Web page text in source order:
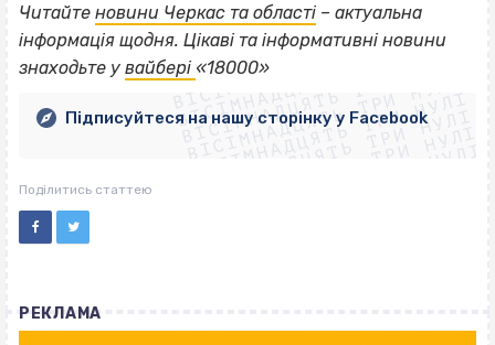
Читайте новини Черкас та області – актуальна
інформація щодня. Цікаві та інформативні новини
знаходьте у вайбері «18000»
ВІСІМНАДЦЯТЬ ТРИ НУЛІ
ВІСІМНАДЦЯТЬ ТРИ НУЛІ
ВІСІМНАДЦЯТЬ ТРИ НУЛІ
ВІСІМНАДЦЯТЬ ТРИ НУЛІ
ВІСІМНАДЦЯТЬ ТРИ НУЛІ
ВІСІМНАДЦЯТЬ ТРИ НУЛІ
ВІСІМНАДЦЯТЬ ТРИ НУЛІ
ВІСІМНАДЦЯТЬ ТРИ НУЛІ
Підписуйтеся на нашу сторінку у Facebook
Поділитись статтею
РЕКЛАМА